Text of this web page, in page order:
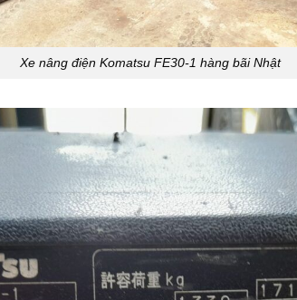
Xe nâng điện Komatsu FE30-1 hàng bãi Nhật